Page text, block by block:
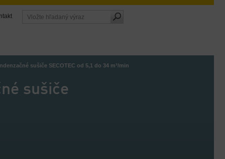
sušiče SECOTEC od 5,1 do 34 m³/min
sušiče